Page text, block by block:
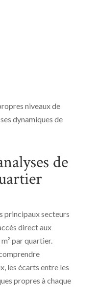
niveaux de
dynamiques de
de
principaux secteurs
direct aux
par quartier.
les écarts entre les
propres à chaque